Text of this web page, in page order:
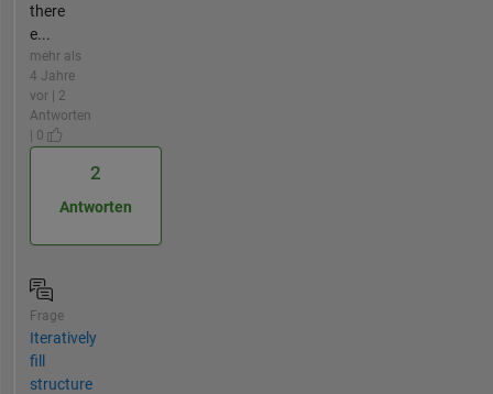
there
e...
mehr als
4 Jahre
vor | 2
Antworten
| 0
2
Antworten
Frage
Iteratively
fill
structure